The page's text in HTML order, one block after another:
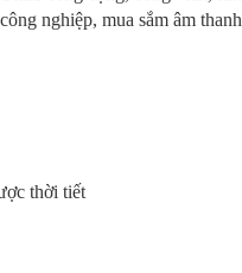
nghiệp, mua sắm âm thanh
thời tiết